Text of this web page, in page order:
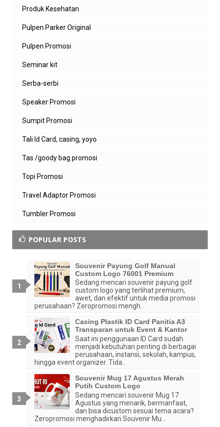
Produk Kesehatan
Pulpen Parker Original
Pulpen Promosi
Seminar kit
Serba-serbi
Speaker Promosi
Sumpit Promosi
Tali Id Card, casing, yoyo
Tas /goody bag promosi
Topi Promosi
Travel Adaptor Promosi
Tumbler Promosi
POPULAR POSTS
Souvenir Payung Golf Manual
Custom Logo 76001 Premium
Sedang mencari souvenir payung golf
custom logo yang terlihat premium,
awet, dan efektif untuk media promosi
perusahaan? Zeropromosi mengh...
Casing Plastik ID Card Panitia A3
Transparan untuk Event & Kantor
Saat ini penggunaan ID Card sudah
menjadi kebutuhan penting di berbagai
perusahaan, instansi, sekolah, kampus,
hingga event organizer. Tida...
Souvenir Mug 17 Agustus Merah
Putih Custom Logo
Sedang mencari souvenir Mug 17
Agustus yang menarik, bermanfaat,
dan bisa dicustom sesuai tema acara?
Zeropromosi menghadirkan Souvenir Mu...